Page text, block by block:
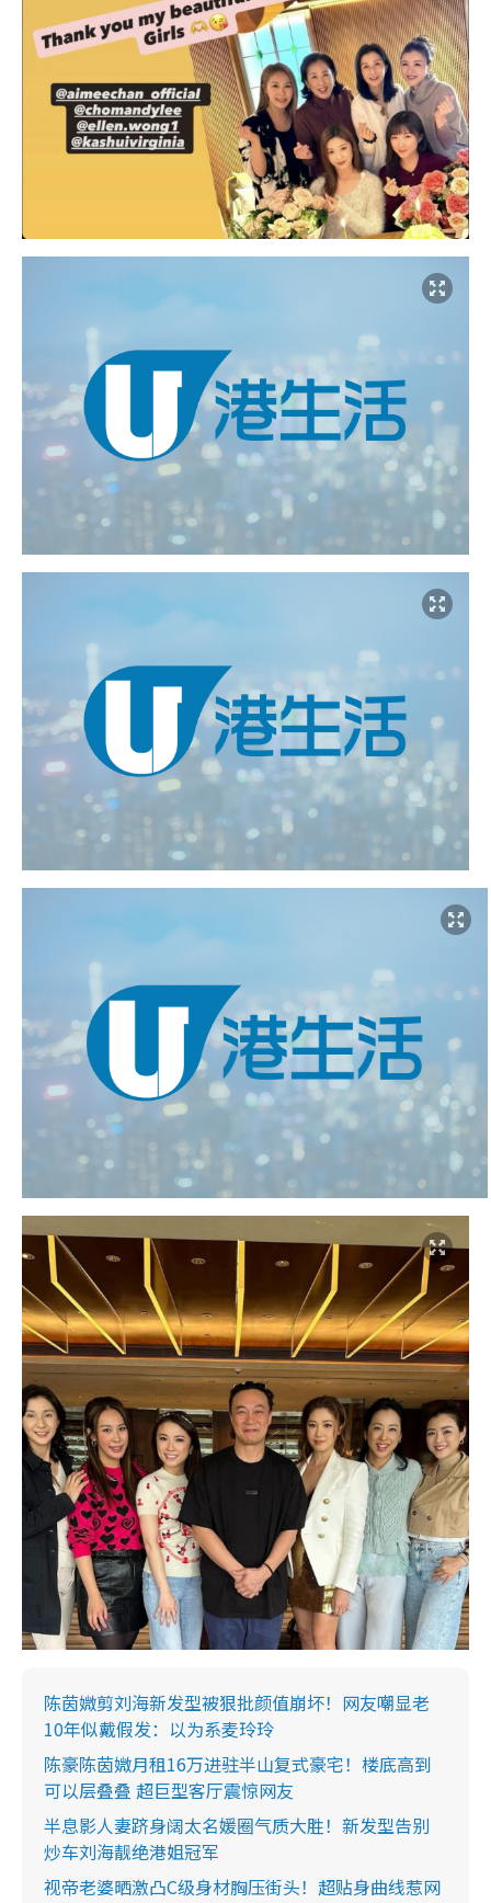
陈茵媺剪刘海新发型被狠批颜值崩坏！网友嘲显老
10年似戴假发：以为系麦玲玲
陈豪陈茵媺月租16万进驻半山复式豪宅！楼底高到
可以层叠叠 超巨型客厅震惊网友
半息影人妻跻身阔太名媛圈气质大胜！新发型告别
炒车刘海靓绝港姐冠军
视帝老婆晒激凸C级身材胸压街头！超贴身曲线惹网